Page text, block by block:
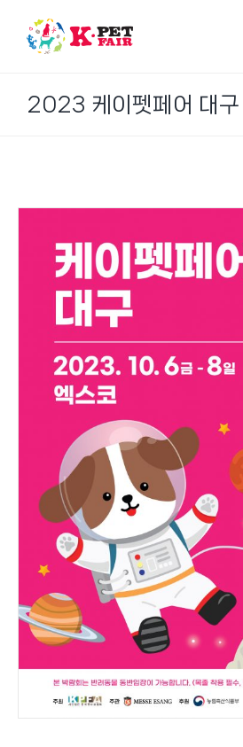
content
2023 케이펫페어 대구